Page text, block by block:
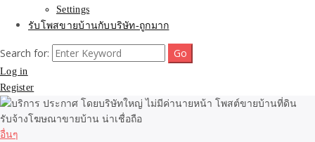
Settings
รับโพสขายบ้านกับบริษัท-ถูกมาก
Search for:
Log in
Register
อื่นๆ